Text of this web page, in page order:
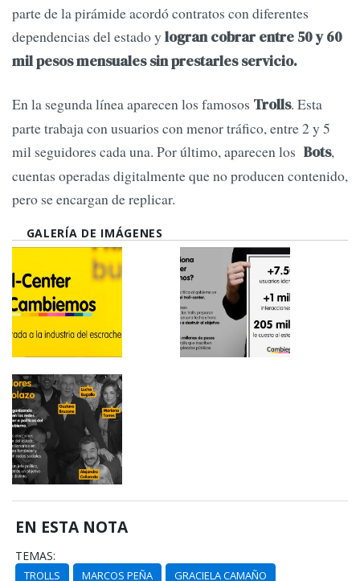
parte de la pirámide acordó contratos con diferentes
dependencias del estado y logran cobrar entre 50 y 60
mil pesos mensuales sin prestarles servicio.
En la segunda línea aparecen los famosos Trolls. Esta
parte trabaja con usuarios con menor tráfico, entre 2 y 5
mil seguidores cada una. Por último, aparecen los Bots,
cuentas operadas digitalmente que no producen contenido,
pero se encargan de replicar.
GALERÍA DE IMÁGENES
EN ESTA NOTA
TEMAS:
TROLLS MARCOS PEÑA
GRACIELA CAMAÑO